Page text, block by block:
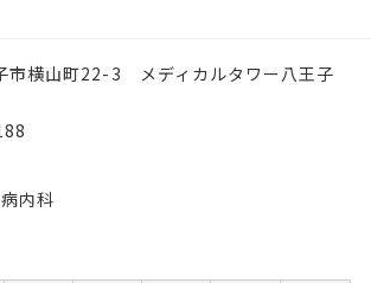
市横山町22-3 メディカルタワー八王子
内科